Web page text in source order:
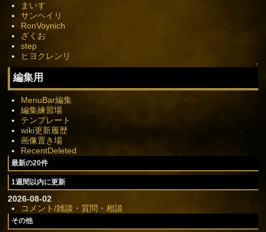
まいす
サンヘイリ
RonVoynich
ざくお
step
ヒヨクレンリ
↑
編集用
MenuBar編集
編集練習場
テンプレート
wiki更新履歴
画像置き場
RecentDeleted
最新の20件
1週間以内に更新
2026-08-02
コメント/雑談・質問・相談
その他